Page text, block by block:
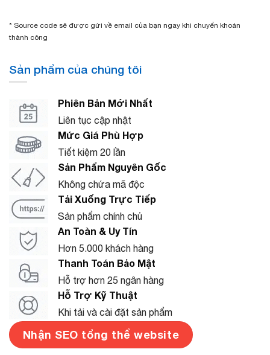
* Source code sẽ được gửi về email của bạn ngay khi chuyển khoản
thành công
Sản phẩm của chúng tôi
Phiên Bản Mới Nhất
Liên tục cập nhật
Mức Giá Phù Hợp
Tiết kiệm 20 lần
Sản Phẩm Nguyên Gốc
Không chứa mã độc
Tải Xuống Trực Tiếp
Sản phẩm chính chủ
An Toàn & Uy Tín
Hơn 5.000 khách hàng
Thanh Toán Bảo Mật
Hỗ trợ hơn 25 ngân hàng
Hỗ Trợ Kỹ Thuật
Khi tải và cài đặt sản phẩm
Nhận SEO tổng thể website